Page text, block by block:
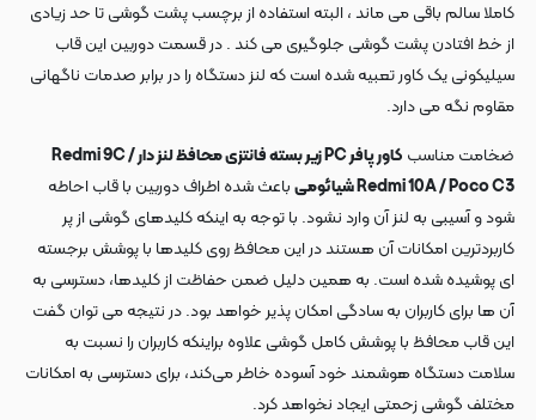
کاملا سالم باقی می ماند ، البته استفاده از برچسب پشت گوشی تا حد زیادی
از خط افتادن پشت گوشی جلوگیری می کند . در قسمت دوربین این قاب
سیلیکونی یک کاور تعبیه شده است که لنز دستگاه را در برابر صدمات ناگهانی
مقاوم نگه می دارد.
ضخامت مناسب
کاور پافر PC زیر بسته فانتزی محافظ لنز دار Redmi 9C /
Redmi 10A / Poco C3 شیائومی
باعث شده اطراف دوربین با قاب احاطه
شود و آسیبی به لنز آن وارد نشود. با توجه به اینکه کلیدهای گوشی از پر
کاربردترین امکانات آن هستند در این محافظ روی کلیدها با پوشش برجسته
ای پوشیده شده است. به همین دلیل ضمن حفاظت از کلیدها، دسترسی به
آن ها برای کاربران به سادگی امکان پذیر خواهد بود. در نتیجه می توان گفت
این قاب محافظ با پوشش کامل گوشی علاوه براینکه کاربران را نسبت به
سلامت دستگاه هوشمند خود آسوده خاطر می‌کند، برای دسترسی به امکانات
مختلف گوشی زحمتی ایجاد نخواهد کرد.